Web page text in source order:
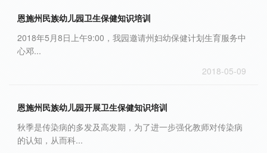
恩施州民族幼儿园卫生保健知识培训
2018年5月8日上午9:00，我园邀请州妇幼保健计划生育服务中
心邓...
2018-05-09
恩施州民族幼儿园开展卫生保健知识培训
秋季是传染病的多发及高发期，为了进一步强化教师对传染病
的认知，从而科...